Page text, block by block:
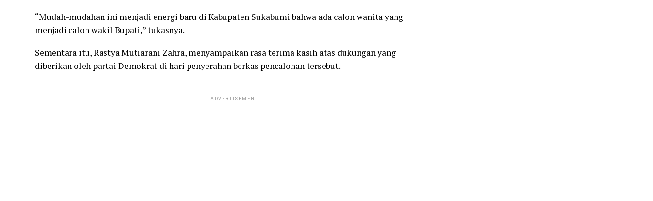
“Mudah-mudahan ini menjadi energi baru di Kabupaten Sukabumi bahwa ada calon wanita yang
menjadi calon wakil Bupati,” tukasnya.
Sementara itu, Rastya Mutiarani Zahra, menyampaikan rasa terima kasih atas dukungan yang
diberikan oleh partai Demokrat di hari penyerahan berkas pencalonan tersebut.
ADVERTISEMENT